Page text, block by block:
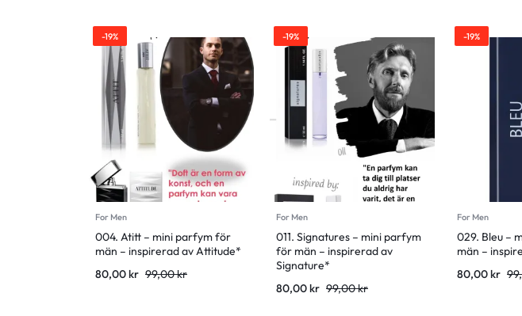
-19%
For Men
004. Atitt – mini parfym för
män – inspirerad av Attitude*
80,00kr 99,00kr
-19%
For Men
011. Signatures – mini parfym
för män – inspirerad av
Signature*
80,00kr 99,00kr
-19%
For Men
029. Bleu –
män –
80,00kr